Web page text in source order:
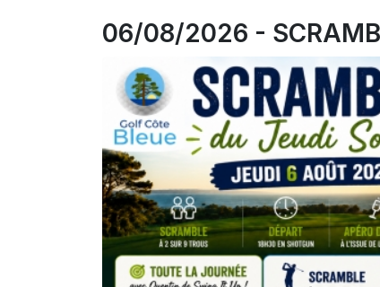
06/08/2026 -